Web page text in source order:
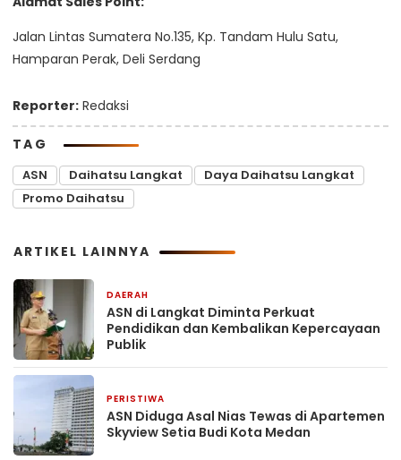
Jalan Lintas Sumatera No.135, Kp. Tandam Hulu Satu,
Hamparan Perak, Deli Serdang
Reporter: Redaksi
TAG
ASN Daihatsu Langkat
Daya Daihatsu Langkat
Promo Daihatsu
ARTIKEL LAINNYA
DAERAH
ASN di Langkat Diminta Perkuat
Pendidikan dan Kembalikan Kepercayaan
Publik
PERISTIWA
ASN Diduga Asal Nias Tewas di Apartemen
Skyview Setia Budi Kota Medan